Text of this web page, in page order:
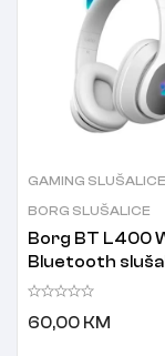
GAMING SLUŠALICE
BORG SLUŠALICE
Borg BT L400
Bluetooth
60,00 KM